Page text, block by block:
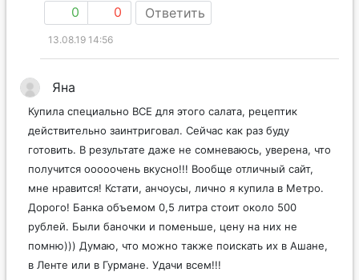
0 0 Ответить
13.08.19 14:56
Яна
Купила специально ВСЕ для этого салата, рецептик
действительно заинтриговал. Сейчас как раз буду
готовить. В результате даже не сомневаюсь, уверена, что
получится ооооочень вкусно!!! Вообще отличный сайт,
мне нравится! Кстати, анчоусы, лично я купила в Метро.
Дорого! Банка объемом 0,5 литра стоит около 500
рублей. Были баночки и поменьше, цену на них не
помню))) Думаю, что можно также поискать их в Ашане,
в Ленте или в Гурмане. Удачи всем!!!